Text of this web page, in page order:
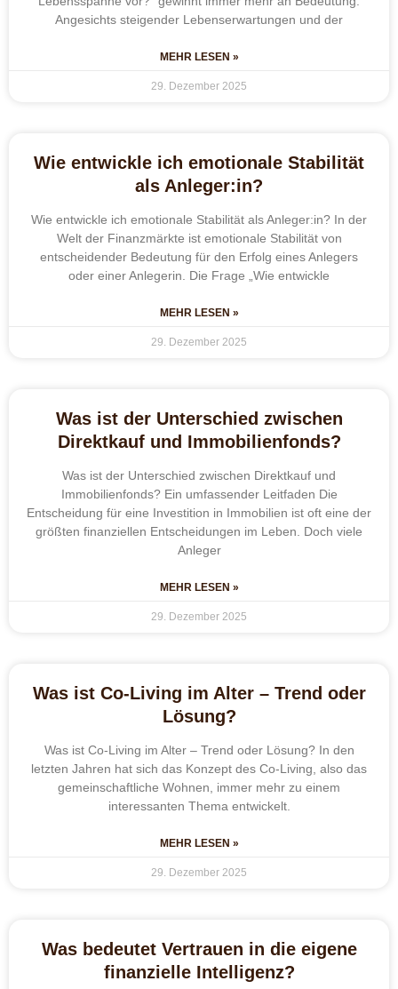
Angesichts steigender Lebenserwartungen und der
MEHR LESEN »
29. Dezember 2025
Wie entwickle ich emotionale Stabilität
als Anleger:in?
Wie entwickle ich emotionale Stabilität als Anleger:in? In der
Welt der Finanzmärkte ist emotionale Stabilität von
entscheidender Bedeutung für den Erfolg eines Anlegers
oder einer Anlegerin. Die Frage „Wie entwickle
MEHR LESEN »
29. Dezember 2025
Was ist der Unterschied zwischen
Direktkauf und Immobilienfonds?
Was ist der Unterschied zwischen Direktkauf und
Immobilienfonds? Ein umfassender Leitfaden Die
Entscheidung für eine Investition in Immobilien ist oft eine der
größten finanziellen Entscheidungen im Leben. Doch viele
Anleger
MEHR LESEN »
29. Dezember 2025
Was ist Co-Living im Alter – Trend oder
Lösung?
Was ist Co-Living im Alter – Trend oder Lösung? In den
letzten Jahren hat sich das Konzept des Co-Living, also das
gemeinschaftliche Wohnen, immer mehr zu einem
interessanten Thema entwickelt.
MEHR LESEN »
29. Dezember 2025
Was bedeutet Vertrauen in die eigene
finanzielle Intelligenz?